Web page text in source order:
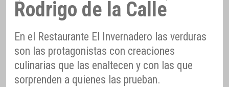
Rodrigo de la Calle
En el Restaurante El Invernadero las verduras
son las protagonistas con creaciones
culinarias que las enaltecen y con las que
sorprenden a quienes las prueban.